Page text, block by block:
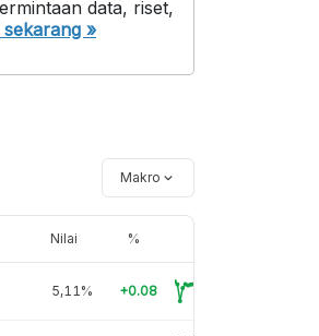
data, riset,
»
Makro
Nilai %
5,11% +0.08